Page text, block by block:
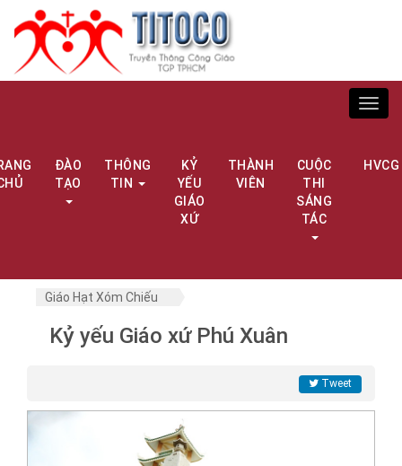
ĐÀO
TẠO
THÔNG
TIN
KỶ
YẾU
GIÁO
XỨ
THÀNH
VIÊN
CUỘC
THI
SÁNG
TÁC
HVCG
Giáo Hạt Xóm Chiếu
Kỷ yếu Giáo xứ Phú Xuân
Tweet